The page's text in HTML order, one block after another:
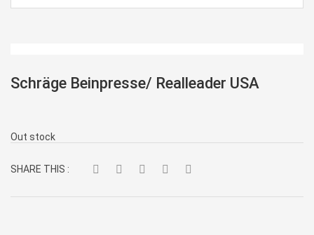
Schräge Beinpresse/ Realleader USA
Out stock
SHARE THIS :